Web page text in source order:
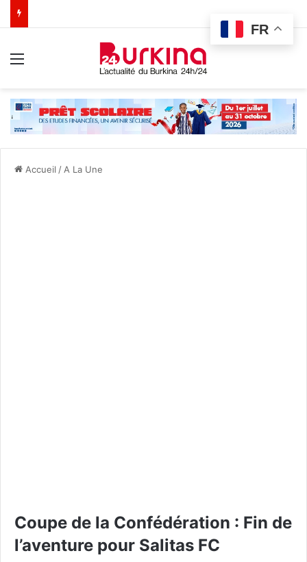
Accueil / A La Une
Coupe de la Confédération : Fin de
l’aventure pour Salitas FC
FR